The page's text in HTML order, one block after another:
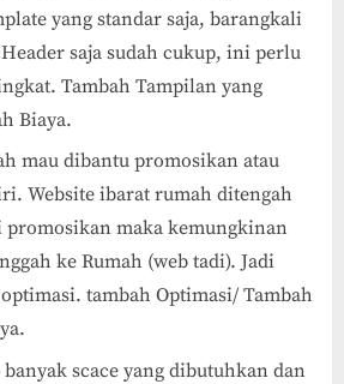
yang standar saja, barangkali
saja sudah cukup, ini perlu
Tambah Tampilan yang
Biaya.
mau dibantu promosikan atau
Website ibarat rumah ditengah
maka kemungkinan
ke Rumah (web tadi). Jadi
tambah Optimasi/ Tambah
banyak scace yang dibutuhkan dan